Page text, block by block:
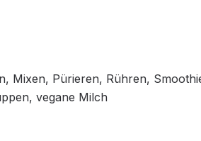
Mixen, Pürieren, Rühren,
vegane Milch